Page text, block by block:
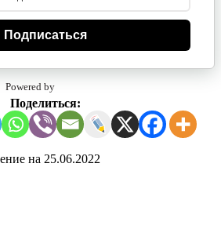
Подписаться
Powered by
Поделиться:
на 25.06.2022